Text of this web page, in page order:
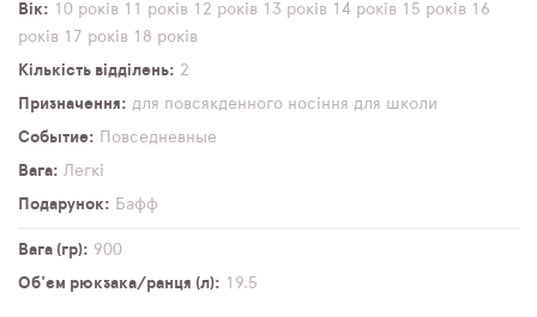
Вік
10 років 11 років 12 років 13 років 14 років 15 років 16
років 17 років 18 років
Кількість відділень
2
Призначення
для повсякденного носіння для школи
Событие
Повседневные
Вага
Легкі
Подарунок
Бафф
Вага (гр)
900
Об'єм рюкзака/ранця (л)
19,5